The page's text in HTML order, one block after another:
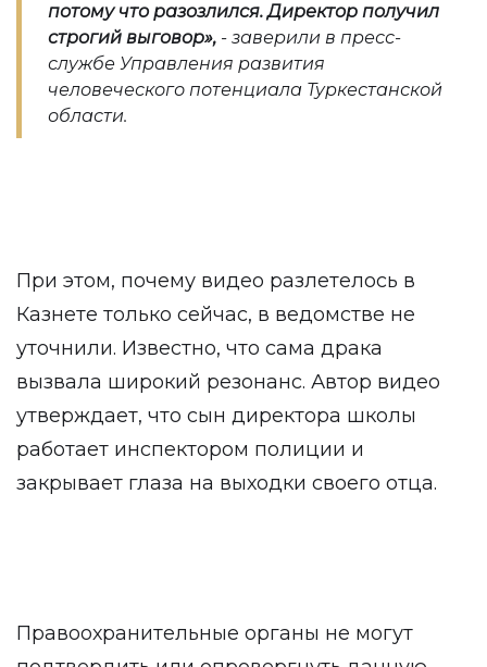
потому что разозлился. Директор получил
строгий выговор», - заверили в пресс-
службе Управления развития
человеческого потенциала Туркестанской
области.
При этом, почему видео разлетелось в
Казнете только сейчас, в ведомстве не
уточнили. Известно, что сама драка
вызвала широкий резонанс. Автор видео
утверждает, что сын директора школы
работает инспектором полиции и
закрывает глаза на выходки своего отца.
Правоохранительные органы не могут